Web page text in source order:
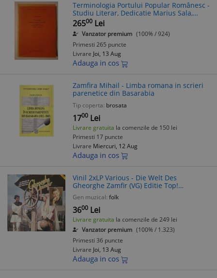
Terminologia Portului Popular Românesc -
Studiu Literar, Dedicatie Marius Sala,
Zamfira Mihail, 1978, Editura Academiei
RSR
26500 Lei
Vanzator premium (100% / 924)
Primesti 265 puncte
Livrare Joi, 13 Aug
Adauga in cos
Zamfira Mihail - Limba romana in scrieri
parenetice din Basarabia
Tip coperta: brosata
1700 Lei
Livrare gratuita la comenzile de 150 lei
Primesti 17 puncte
Livrare Miercuri, 12 Aug
Adauga in cos
Vinil 2xLP Various - Die Welt Des
Gheorghe Zamfir (VG) Editie Top!
Orchester Ciocirlia, Efta Botoca, Dumitru
Zamfira, Dorin Aurel Cuibaru
Gen muzical: folk
3600 Lei
Livrare gratuita la comenzile de 249 lei
Vanzator premium (100% / 1.323)
Primesti 36 puncte
Livrare Joi, 13 Aug
Adauga in cos